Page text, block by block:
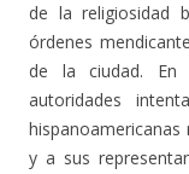
de la religiosidad
órdenes
de la ciudad. En
autoridades
y a sus